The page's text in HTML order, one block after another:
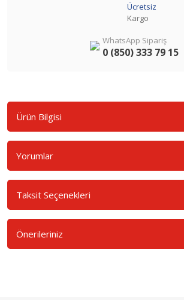
Ücretsiz
Kargo
WhatsApp Sipariş
0 (850) 333 79 15
Ürün Bilgisi
Yorumlar
Taksit Seçenekleri
Önerileriniz